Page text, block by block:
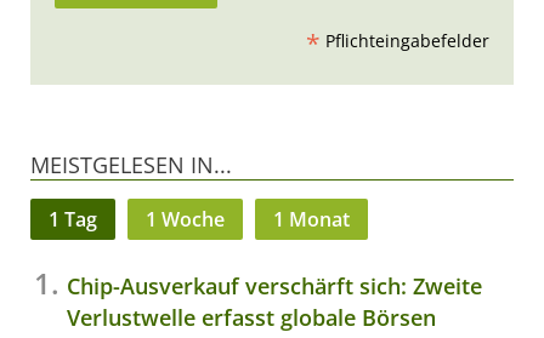
* Pflichteingabefelder
MEISTGELESEN IN...
1 Tag 1 Woche 1 Monat
Chip-Ausverkauf verschärft sich: Zweite
Verlustwelle erfasst globale Börsen